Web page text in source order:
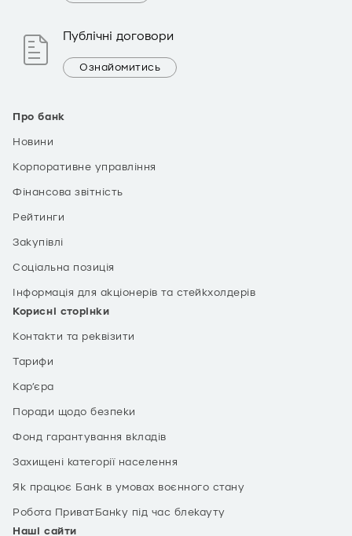
Про банк
Новини
Корпоративне управління
Фінансова звітність
Рейтинги
Закупівлі
Соціальна позиція
Інформація для акціонерів та стейкхолдерів
Корисні сторінки
Контакти та реквізити
Тарифи
Кар’єра
Поради щодо безпеки
Фонд гарантування вкладів
Захищені категорії населення
Як працює Банк в умовах воєнного стану
Робота ПриватБанку під час блекауту
Наші сайти
Публічні договори
Ознайомитись